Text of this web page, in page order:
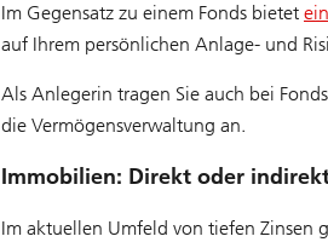
Im Gegensatz zu einem Fonds bietet
auf Ihrem persönlichen Anlage- und
Als Anlegerin tragen Sie auch bei
die Vermögensverwaltung an.
Immobilien: Direkt oder
Im aktuellen Umfeld von tiefen Zinsen